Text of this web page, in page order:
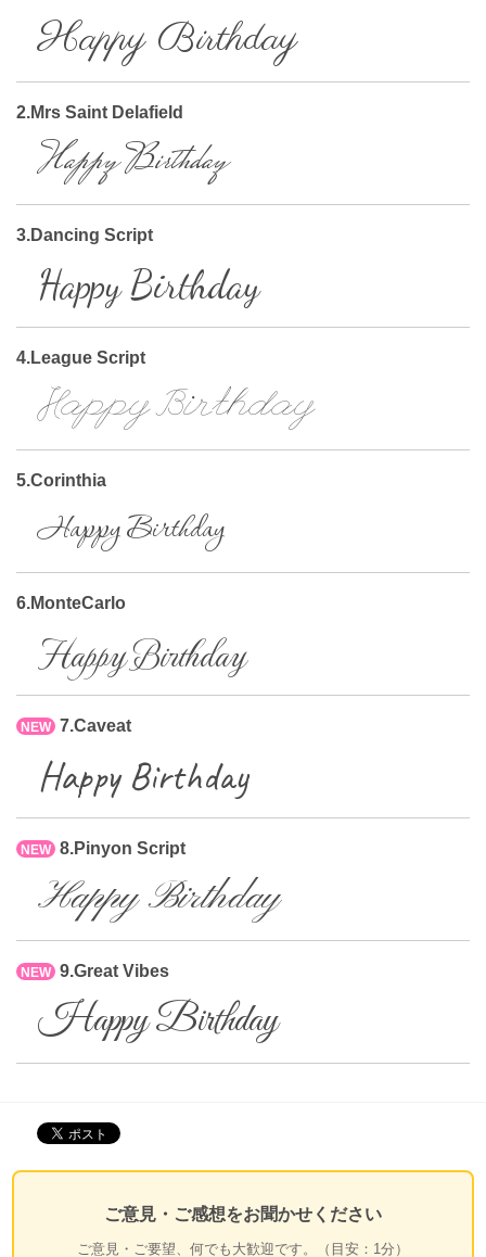
Happy Birthday
2.Mrs Saint Delafield
Happy Birthday
3.Dancing Script
Happy Birthday
4.League Script
Happy Birthday
5.Corinthia
Happy Birthday
6.MonteCarlo
Happy Birthday
NEW 7.Caveat
Happy Birthday
NEW 8.Pinyon Script
Happy Birthday
NEW 9.Great Vibes
Happy Birthday
ご意見・ご感想をお聞かせください
ご意見・ご要望、何でも大歓迎です。（目安：1分）